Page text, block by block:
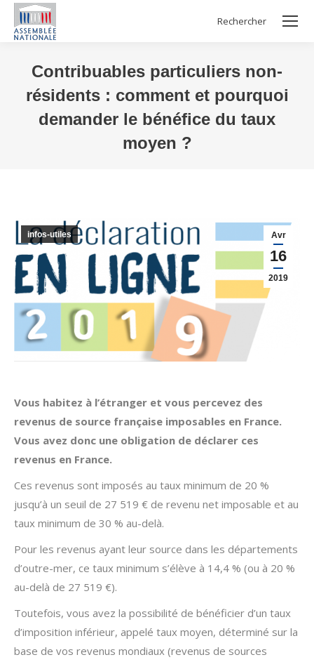
Search:
Rechercher
Contribuables particuliers non-
résidents : comment et pourquoi
demander le bénéfice du taux
moyen ?
Avr
16
2019
infos-utiles
Vous habitez à l’étranger et vous percevez des
revenus de source française imposables en France.
Vous avez donc une obligation de déclarer ces
revenus en France.
Ces revenus sont imposés au taux minimum de 20 %
jusqu’à un seuil de 27 519 € de revenu net imposable et au
taux minimum de 30 % au-delà.
Pour les revenus ayant leur source dans les départements
d’outre-mer, ce taux minimum s’élève à 14,4 % (ou à 20 %
au-delà de 27 519 €).
Toutefois, vous avez la possibilité de bénéficier d’un taux
d’imposition inférieur, appelé taux moyen, déterminé sur la
base de vos revenus mondiaux (revenus de sources